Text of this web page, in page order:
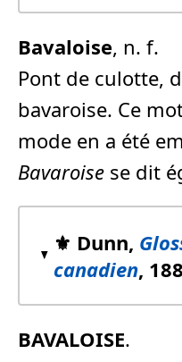
Bavaloise, n. f.
Pont de culotte,
bavaroise. Ce
mode en a été
Bavaroise se dit
⚜️ Dunn,
canadien,
BAVALOISE.